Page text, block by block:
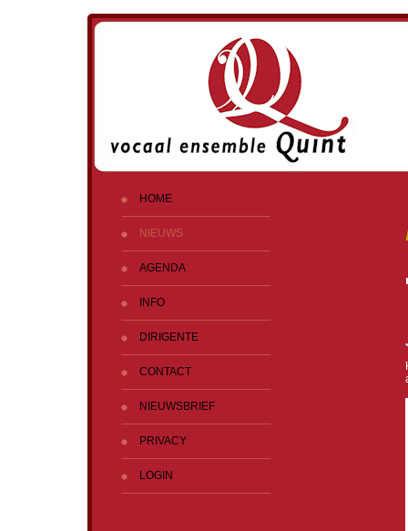
HOME
NIEUWS
AGENDA
INFO
DIRIGENTE
CONTACT
NIEUWSBRIEF
PRIVACY
LOGIN